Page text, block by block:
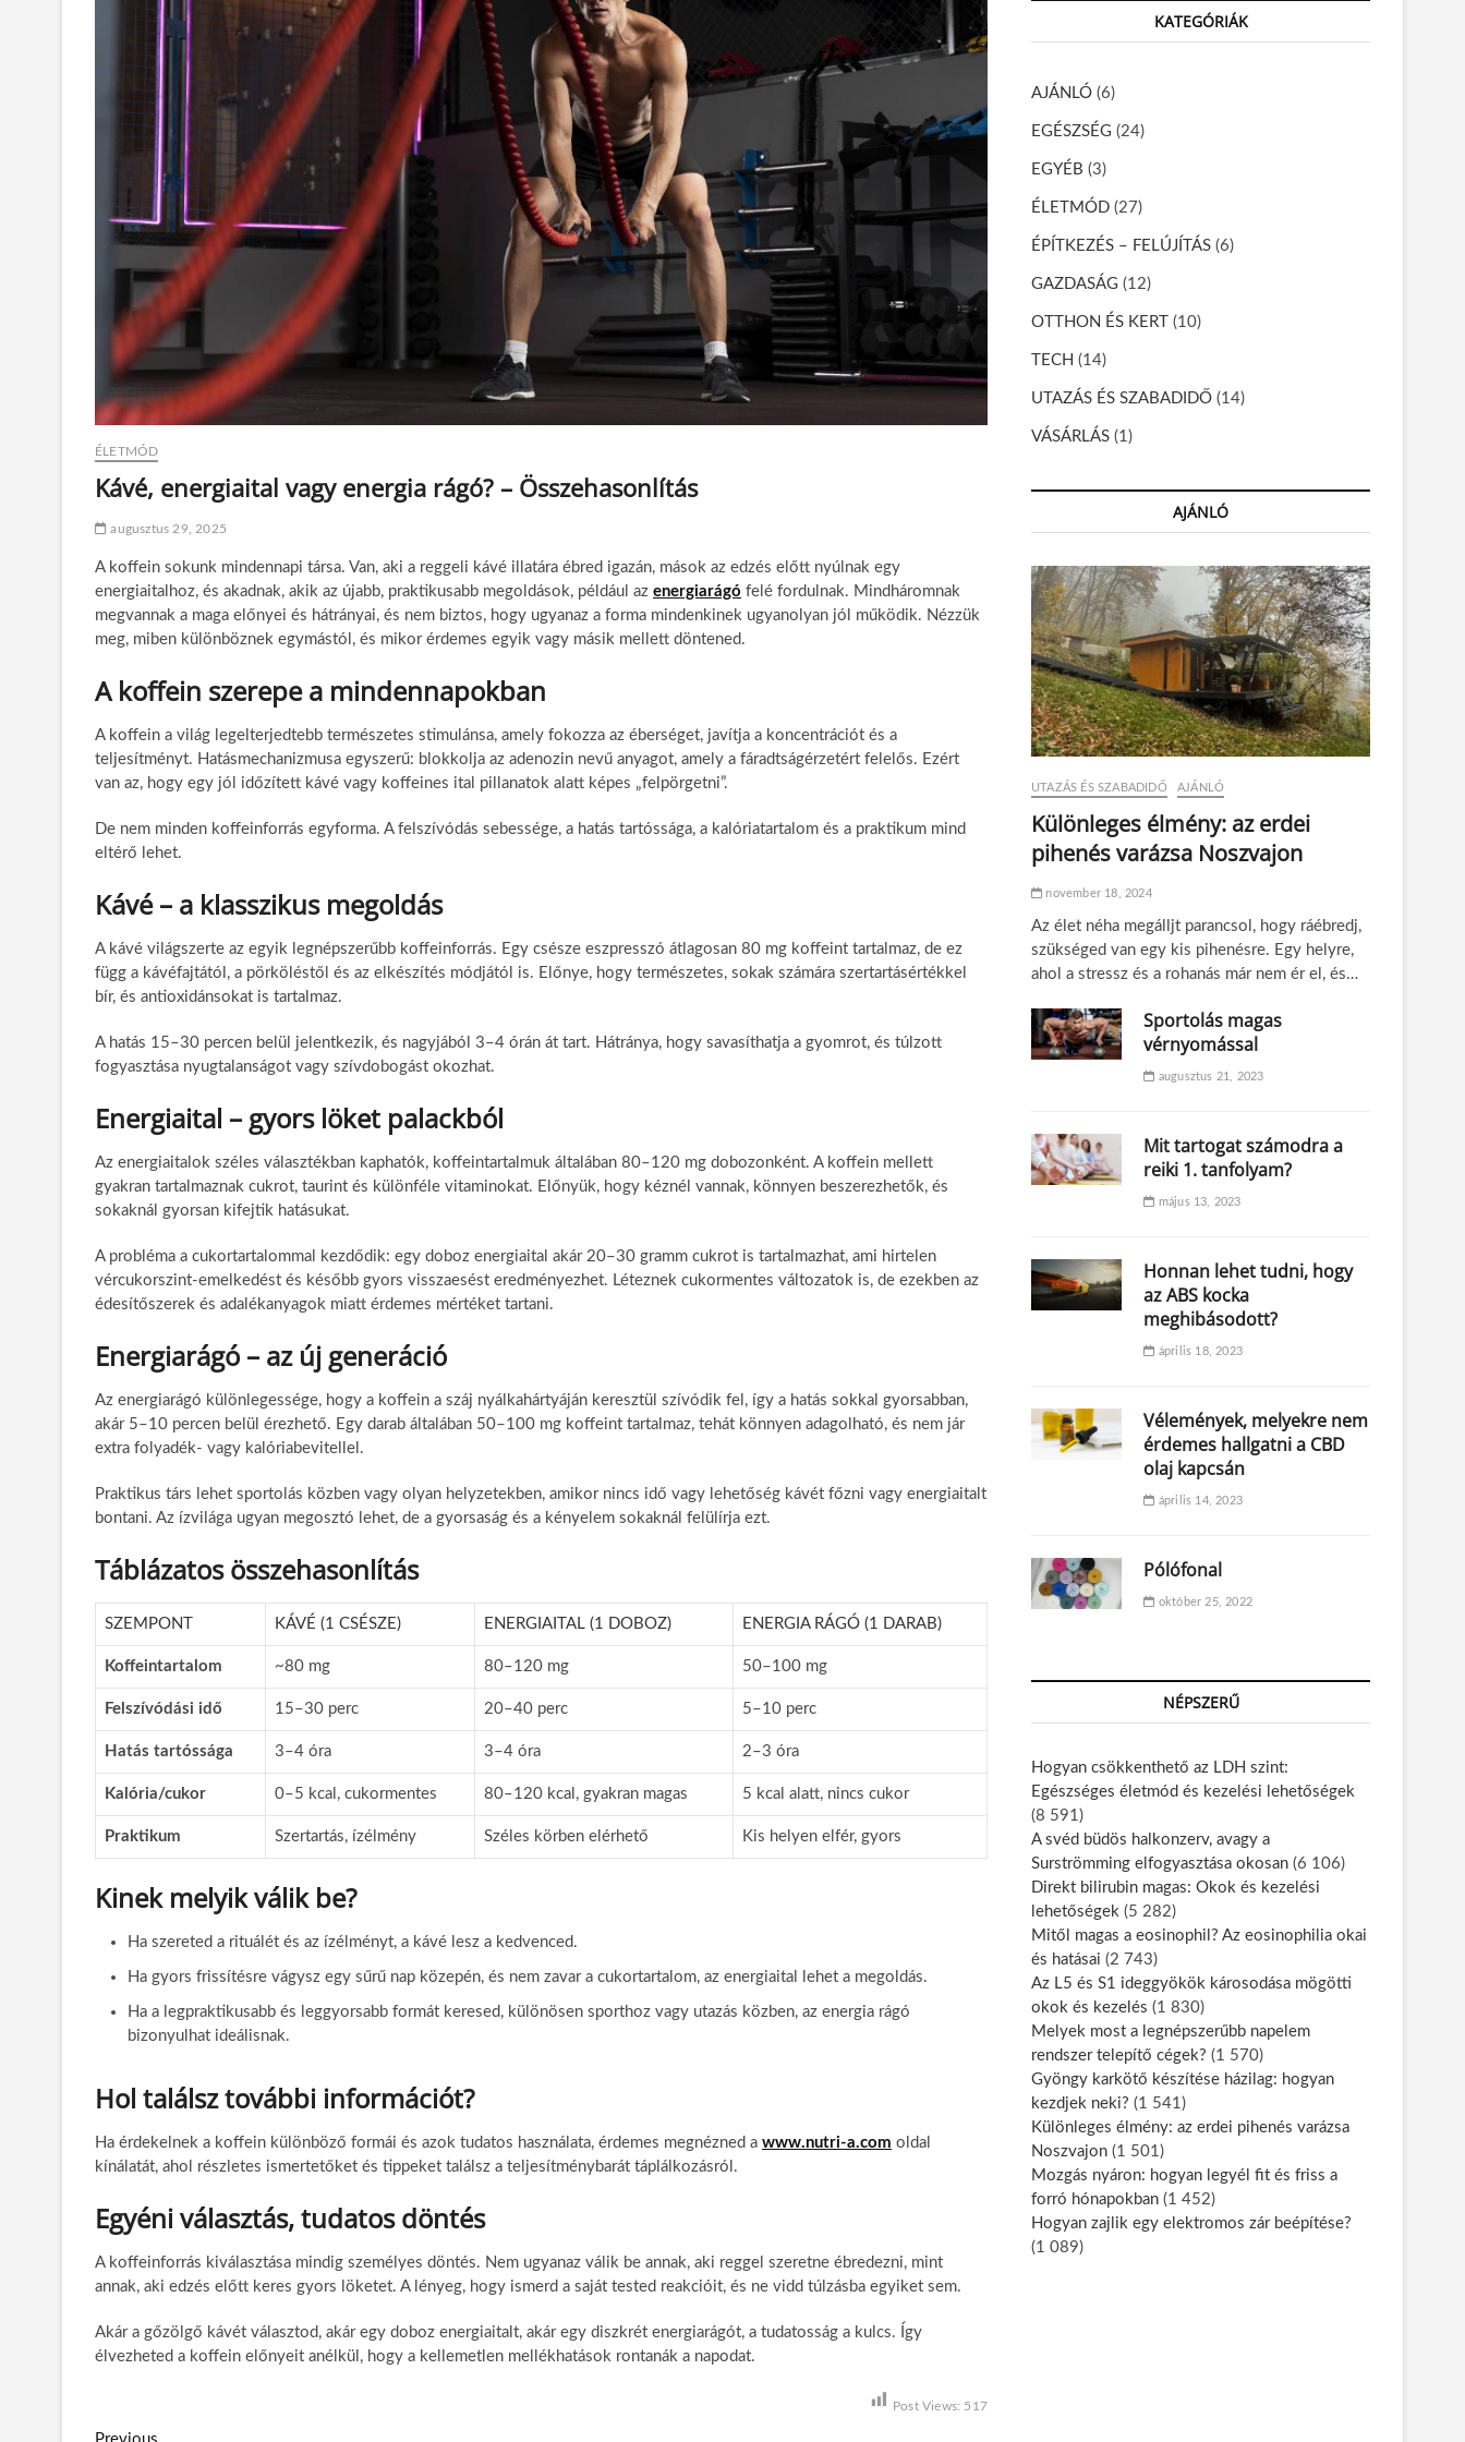
ÉLETMÓD
Kávé, energiaital vagy energia rágó? – Összehasonlítás
augusztus 29, 2025
A koffein sokunk mindennapi társa. Van, aki a reggeli kávé illatára ébred igazán, mások az edzés előtt nyúlnak egy
energiaitalhoz, és akadnak, akik az újabb, praktikusabb megoldások, például az energiarágó felé fordulnak. Mindháromnak
megvannak a maga előnyei és hátrányai, és nem biztos, hogy ugyanaz a forma mindenkinek ugyanolyan jól működik. Nézzük
meg, miben különböznek egymástól, és mikor érdemes egyik vagy másik mellett döntened.
A koffein szerepe a mindennapokban
A koffein a világ legelterjedtebb természetes stimulánsa, amely fokozza az éberséget, javítja a koncentrációt és a
teljesítményt. Hatásmechanizmusa egyszerű: blokkolja az adenozin nevű anyagot, amely a fáradtságérzetért felelős. Ezért
van az, hogy egy jól időzített kávé vagy koffeines ital pillanatok alatt képes „felpörgetni”.
De nem minden koffeinforrás egyforma. A felszívódás sebessége, a hatás tartóssága, a kalóriatartalom és a praktikum mind
eltérő lehet.
Kávé – a klasszikus megoldás
A kávé világszerte az egyik legnépszerűbb koffeinforrás. Egy csésze eszpresszó átlagosan 80 mg koffeint tartalmaz, de ez
függ a kávéfajtától, a pörköléstől és az elkészítés módjától is. Előnye, hogy természetes, sokak számára szertartásértékkel
bír, és antioxidánsokat is tartalmaz.
A hatás 15–30 percen belül jelentkezik, és nagyjából 3–4 órán át tart. Hátránya, hogy savasíthatja a gyomrot, és túlzott
fogyasztása nyugtalanságot vagy szívdobogást okozhat.
Energiaital – gyors löket palackból
Az energiaitalok széles választékban kaphatók, koffeintartalmuk általában 80–120 mg dobozonként. A koffein mellett
gyakran tartalmaznak cukrot, taurint és különféle vitaminokat. Előnyük, hogy kéznél vannak, könnyen beszerezhetők, és
sokaknál gyorsan kifejtik hatásukat.
A probléma a cukortartalommal kezdődik: egy doboz energiaital akár 20–30 gramm cukrot is tartalmazhat, ami hirtelen
vércukorszint-emelkedést és később gyors visszaesést eredményezhet. Léteznek cukormentes változatok is, de ezekben az
édesítőszerek és adalékanyagok miatt érdemes mértéket tartani.
Energiarágó – az új generáció
Az energiarágó különlegessége, hogy a koffein a száj nyálkahártyáján keresztül szívódik fel, így a hatás sokkal gyorsabban,
akár 5–10 percen belül érezhető. Egy darab általában 50–100 mg koffeint tartalmaz, tehát könnyen adagolható, és nem jár
extra folyadék- vagy kalóriabevitellel.
Praktikus társ lehet sportolás közben vagy olyan helyzetekben, amikor nincs idő vagy lehetőség kávét főzni vagy energiaitalt
bontani. Az ízvilága ugyan megosztó lehet, de a gyorsaság és a kényelem sokaknál felülírja ezt.
Táblázatos összehasonlítás
SZEMPONT KÁVÉ (1 CSÉSZE) ENERGIAITAL (1 DOBOZ) ENERGIA RÁGÓ (1 DARAB)
Koffeintartalom ~80 mg 80–120 mg 50–100 mg
Felszívódási idő 15–30 perc 20–40 perc 5–10 perc
Hatás tartóssága 3–4 óra 3–4 óra 2–3 óra
Kalória/cukor 0–5 kcal, cukormentes 80–120 kcal, gyakran magas 5 kcal alatt, nincs cukor
Praktikum Szertartás, ízélmény Széles körben elérhető Kis helyen elfér, gyors
Kinek melyik válik be?
Ha szereted a rituálét és az ízélményt, a kávé lesz a kedvenced.
Ha gyors frissítésre vágysz egy sűrű nap közepén, és nem zavar a cukortartalom, az energiaital lehet a megoldás.
Ha a legpraktikusabb és leggyorsabb formát keresed, különösen sporthoz vagy utazás közben, az energia rágó
bizonyulhat ideálisnak.
Hol találsz további információt?
Ha érdekelnek a koffein különböző formái és azok tudatos használata, érdemes megnézned a www.nutri-a.com oldal
kínálatát, ahol részletes ismertetőket és tippeket találsz a teljesítménybarát táplálkozásról.
Egyéni választás, tudatos döntés
A koffeinforrás kiválasztása mindig személyes döntés. Nem ugyanaz válik be annak, aki reggel szeretne ébredezni, mint
annak, aki edzés előtt keres gyors löketet. A lényeg, hogy ismerd a saját tested reakcióit, és ne vidd túlzásba egyiket sem.
Akár a gőzölgő kávét választod, akár egy doboz energiaitalt, akár egy diszkrét energiarágót, a tudatosság a kulcs. Így
élvezheted a koffein előnyeit anélkül, hogy a kellemetlen mellékhatások rontanák a napodat.
Post Views: 517
r
KATEGÓRIÁK
AJÁNLÓ (6)
EGÉSZSÉG (24)
EGYÉB (3)
ÉLETMÓD (27)
ÉPÍTKEZÉS – FELÚJÍTÁS (6)
GAZDASÁG (12)
OTTHON ÉS KERT (10)
TECH (14)
UTAZÁS ÉS SZABADIDŐ (14)
VÁSÁRLÁS (1)
AJÁNLÓ
UTAZÁS ÉS SZABADIDŐ AJÁNLÓ
Különleges élmény: az erdei
pihenés varázsa Noszvajon
november 18, 2024
Az élet néha megálljt parancsol, hogy ráébredj,
szükséged van egy kis pihenésre. Egy helyre,
ahol a stressz és a rohanás már nem ér el, és…
Sportolás magas
vérnyomással
augusztus 21, 2023
Mit tartogat számodra a
reiki 1. tanfolyam?
május 13, 2023
Honnan lehet tudni, hogy
az ABS kocka
meghibásodott?
április 18, 2023
Vélemények, melyekre nem
érdemes hallgatni a CBD
olaj kapcsán
április 14, 2023
Pólófonal
október 25, 2022
NÉPSZERŰ
Hogyan csökkenthető az LDH szint:
Egészséges életmód és kezelési lehetőségek
(8 591)
A svéd büdös halkonzerv, avagy a
Surströmming elfogyasztása okosan (6 106)
Direkt bilirubin magas: Okok és kezelési
lehetőségek (5 282)
Mitől magas a eosinophil? Az eosinophilia okai
és hatásai (2 743)
Az L5 és S1 ideggyökök károsodása mögötti
okok és kezelés (1 830)
Melyek most a legnépszerűbb napelem
rendszer telepítő cégek? (1 570)
Gyöngy karkötő készítése házilag: hogyan
kezdjek neki? (1 541)
Különleges élmény: az erdei pihenés varázsa
Noszvajon (1 501)
Mozgás nyáron: hogyan legyél fit és friss a
forró hónapokban (1 452)
Hogyan zajlik egy elektromos zár beépítése?
(1 089)